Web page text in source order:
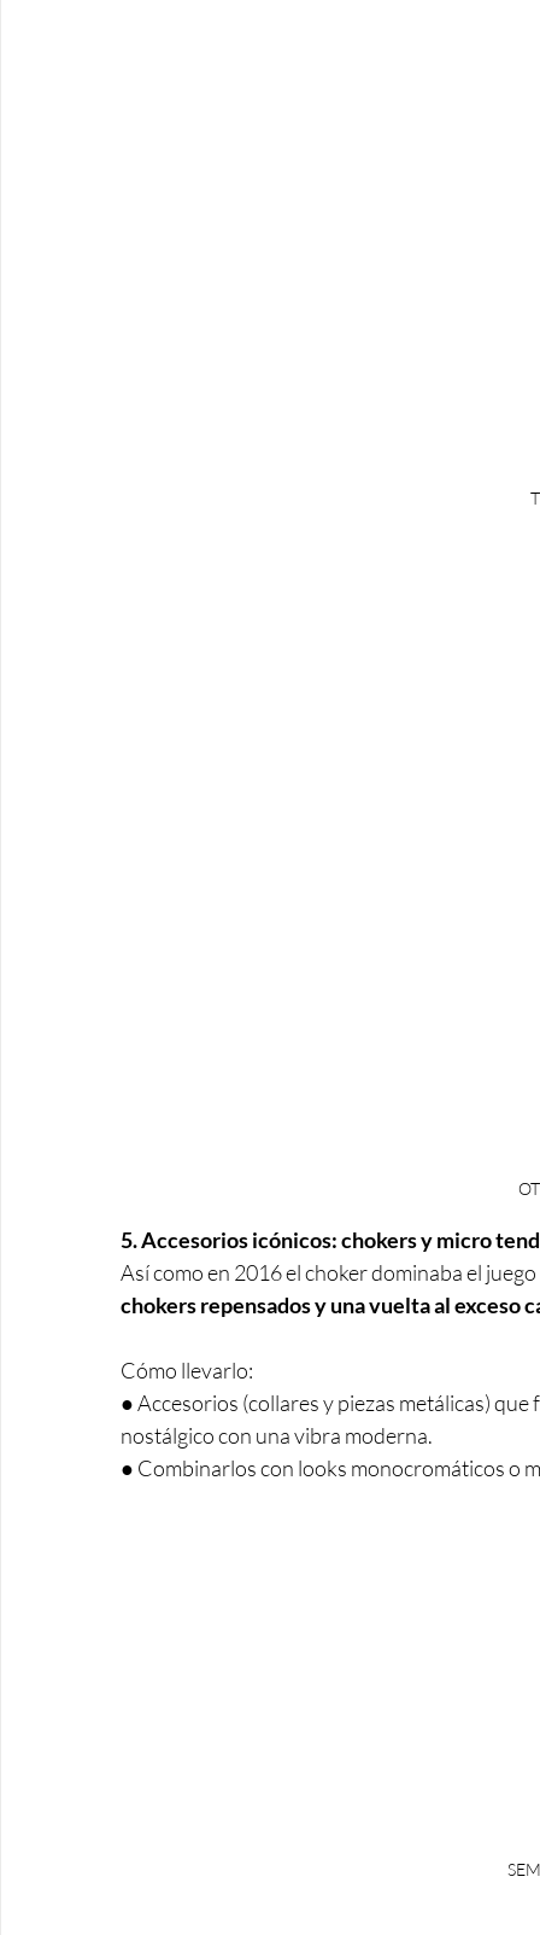
5. Accesorios icónicos: chokers y micro
Así como en 2016 el choker dominaba el
chokers repensados y una vuelta al exceso
Cómo llevarlo:
● Accesorios (collares y piezas metálicas)
nostálgico con una vibra moderna.
● Combinarlos con looks monocromáticos o